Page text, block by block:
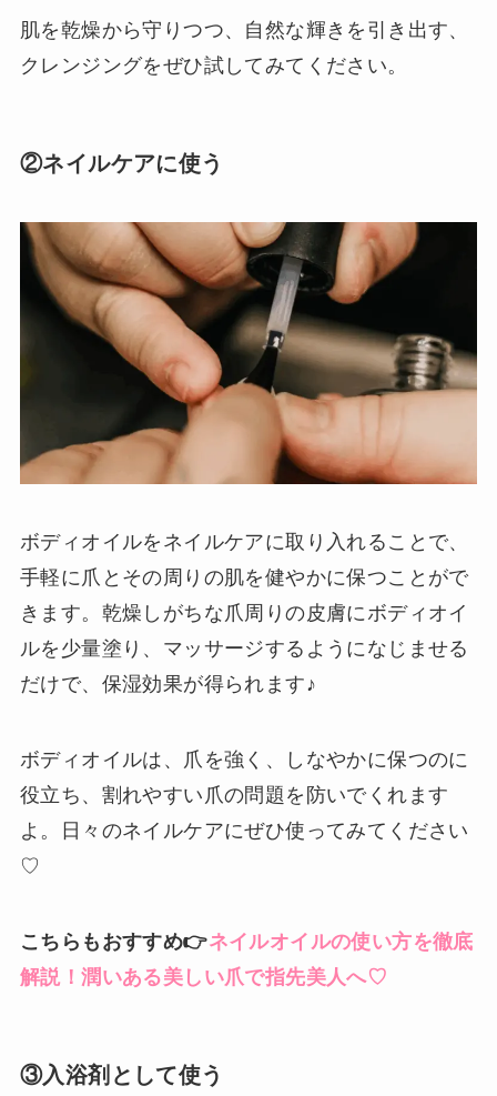
肌を乾燥から守りつつ、自然な輝きを引き出す、
クレンジングをぜひ試してみてください。
②ネイルケアに使う
ボディオイルをネイルケアに取り入れることで、
手軽に爪とその周りの肌を健やかに保つことがで
きます。乾燥しがちな爪周りの皮膚にボディオイ
ルを少量塗り、マッサージするようになじませる
だけで、保湿効果が得られます♪
ボディオイルは、爪を強く、しなやかに保つのに
役立ち、割れやすい爪の問題を防いでくれます
よ。日々のネイルケアにぜひ使ってみてください
♡
こちらもおすすめ👉ネイルオイルの使い方を徹底
解説！潤いある美しい爪で指先美人へ♡
③入浴剤として使う